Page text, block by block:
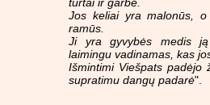
Jos keliai yra malonūs,
ramūs.
Ji yra gyvybės medis ją
laimingu vadinamas, kas
Išmintimi Viešpats padėjo
supratimu dangų padarė".